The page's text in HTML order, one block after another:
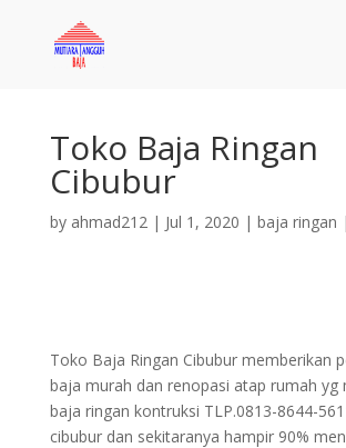
Toko Baja Ringan
Cibubur
by ahmad212| Jul 1, 2020 | baja ringan |
Toko Baja Ringan Cibubur memberikan
baja murah dan renopasi atap rumah yg
baja ringan kontruksi TLP.0813-8644-
cibubur dan sekitaranya hampir 90%